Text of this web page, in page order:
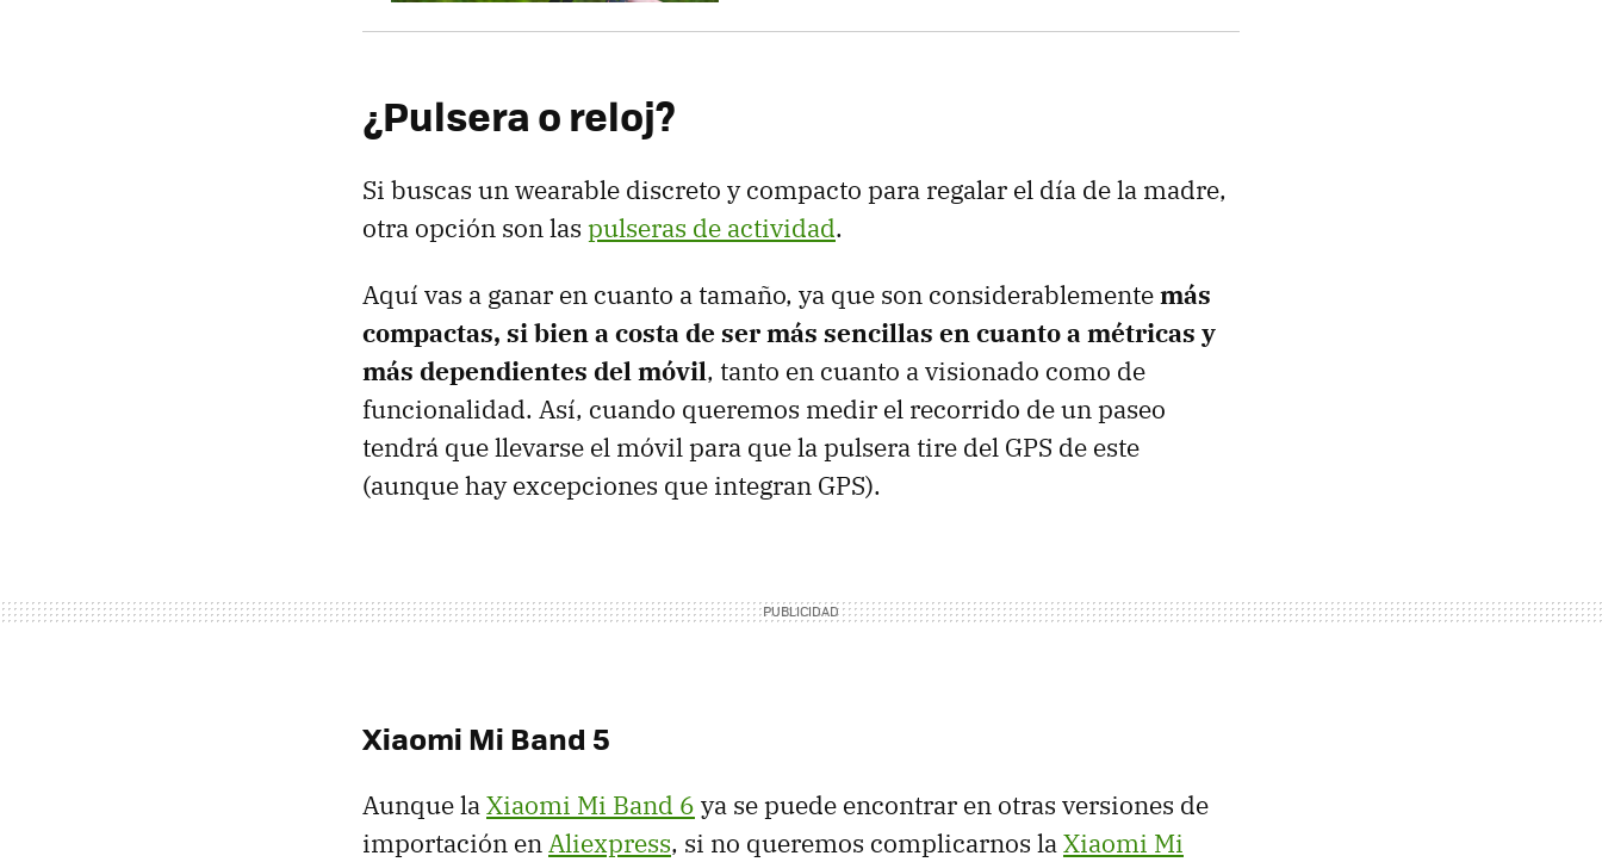
¿Pulsera o reloj?
Si buscas un wearable discreto y compacto para regalar el día de la madre,
otra opción son las pulseras de actividad.
Aquí vas a ganar en cuanto a tamaño, ya que son considerablementemás
compactas, si bien a costa de ser más sencillas en cuanto a métricas y
más dependientes del móvil, tanto en cuanto a visionado como de
funcionalidad. Así, cuando queremos medir el recorrido de un paseo
tendrá que llevarse el móvil para que la pulsera tire del GPS de este
(aunque hay excepciones que integran GPS).
Xiaomi Mi Band 5
Aunque laXiaomi Mi Band 6 ya se puede encontrar en otras versiones de
importación enAliexpress, si no queremos complicarnos laXiaomi Mi